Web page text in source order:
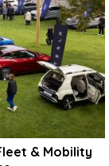
& Mobility